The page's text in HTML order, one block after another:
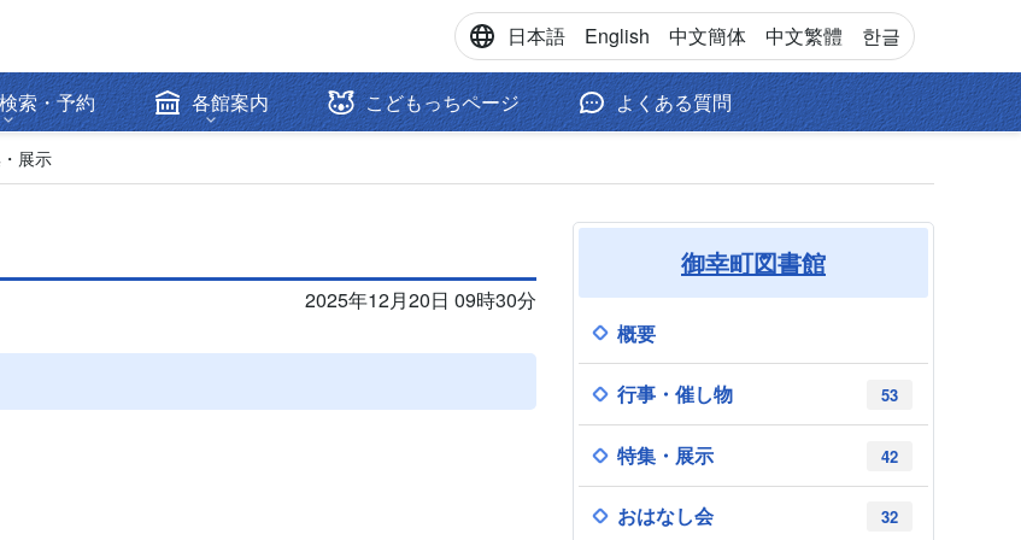
日本語 English 中文簡体 中文繁體 한글
索・予約 各館案内 こどもっちページ よくある質問
展示
2025年12月20日 09時30分
御幸町図書館
概要
53
行事・催し物
42
特集・展示
32
おはなし会